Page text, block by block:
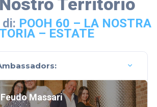
Territorio
POOH 60 – LA NOSTRA
– ESTATE
Feudo Massari